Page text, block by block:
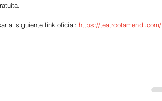
al siguiente link oficial: https://teatrootamendi.com/